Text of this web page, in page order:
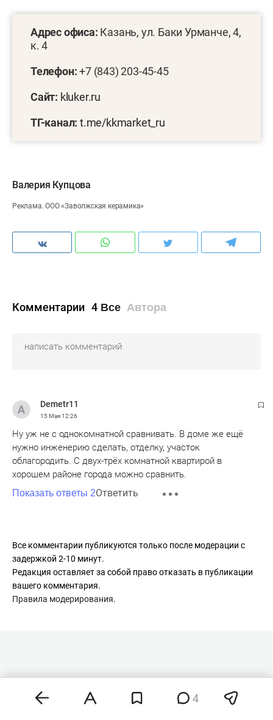
Адрес офиса: Казань, ул. Баки Урманче, 4,
к. 4
Телефон:+7 (843) 203-45-45
Сайт: kluker.ru
ТГ-канал: t.me/kkmarket_ru
Валерия Купцова
Реклама. ООО «Заволжская керамика»
Комментарии 4 Все Автора
Demetr11
15 Мая12:26
Ну уж не с однокомнатной сравнивать. В доме же ещё
нужно инженерию сделать, отделку, участок
облагородить. С двух-трёх комнатной квартирой в
хорошем районе города можно сравнить.
Показать ответы 2Ответить
Все комментарии публикуются только после модерации с
задержкой 2-10 минут.
Редакция оставляет за собой право отказать в публикации
вашего комментария.
Правила модерирования.
4
Строительство